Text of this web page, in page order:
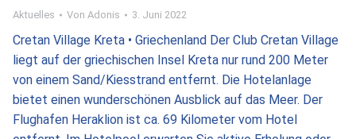
Aktuelles Von Adonis 3. Juni 2022
Cretan Village Kreta • Griechenland Der Club Cretan Village
liegt auf der griechischen Insel Kreta nur rund 200 Meter
von einem Sand/Kiesstrand entfernt. Die Hotelanlage
bietet einen wunderschönen Ausblick auf das Meer. Der
Flughafen Heraklion ist ca. 69 Kilometer vom Hotel